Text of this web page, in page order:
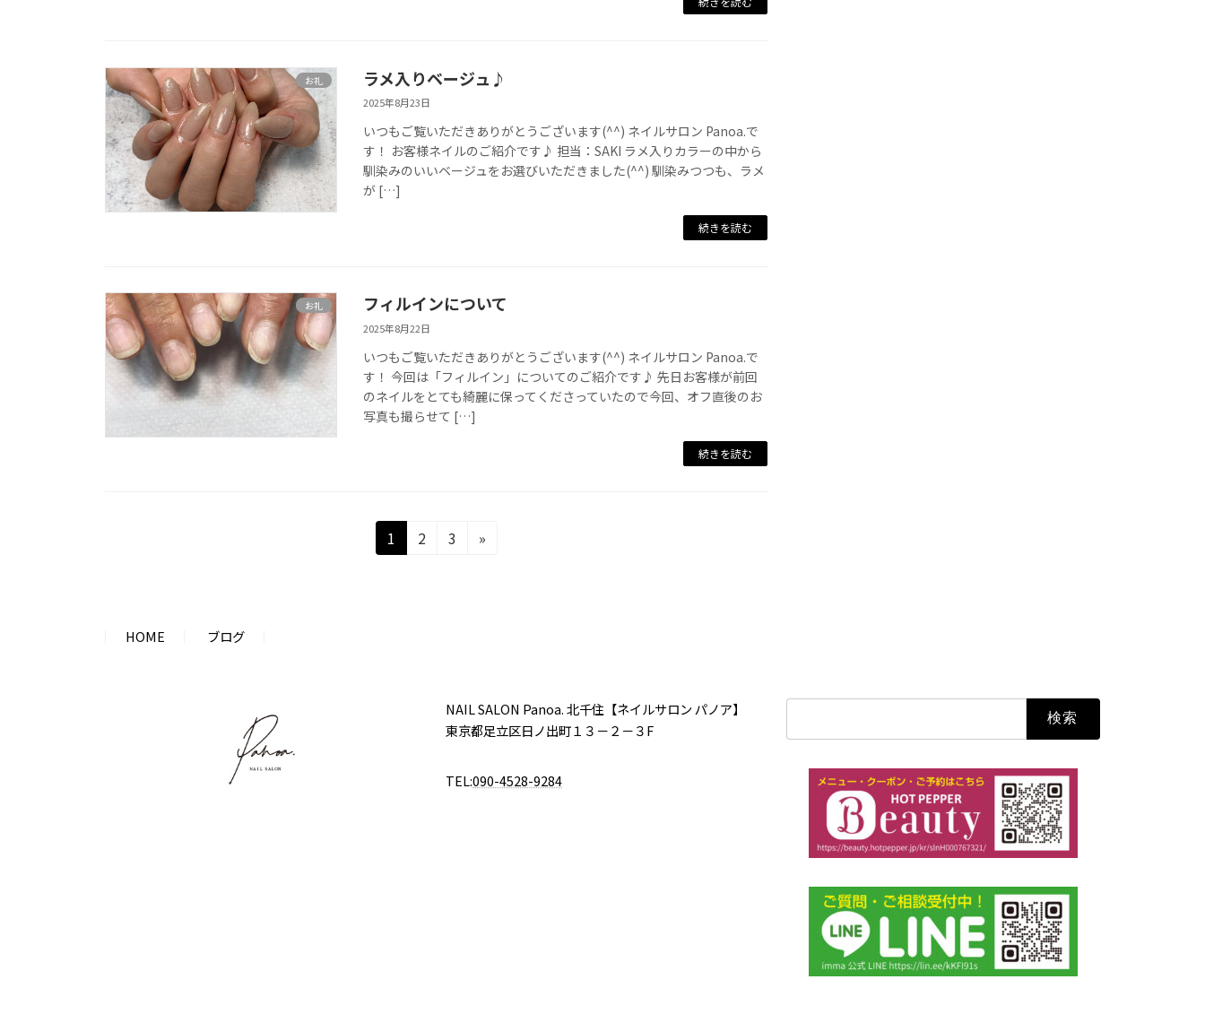
お礼 ラメ入りベージュ♪
2025年8月23日
いつもご覧いただきありがとうございます(^^) ネイルサロン Panoa.で
す！ お客様ネイルのご紹介です♪ 担当：SAKI ラメ入りカラーの中から
馴染みのいいベージュをお選びいただきました(^^) 馴染みつつも、ラメ
が […]
続きを読む
お礼 フィルインについて
2025年8月22日
いつもご覧いただきありがとうございます(^^) ネイルサロン Panoa.で
す！ 今回は「フィルイン」についてのご紹介です♪ 先日お客様が前回
のネイルをとても綺麗に保ってくださっていたので今回、オフ直後のお
写真も撮らせて […]
続きを読む
ペ
固
定
1
固
2
固
3 »
HOME ブログ
NAIL SALON Panoa. 北千住【ネイルサロン パノア】
東京都足立区日ノ出町１３－２－３F
TEL:090-4528-9284